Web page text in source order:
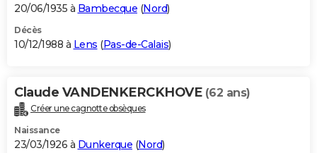
20/06/1935 à Bambecque (Nord)
Décès
10/12/1988 à Lens (Pas-de-Calais)
Claude VANDENKERCKHOVE (62 ans)
Créer une cagnotte obsèques
Naissance
23/03/1926 à Dunkerque (Nord)